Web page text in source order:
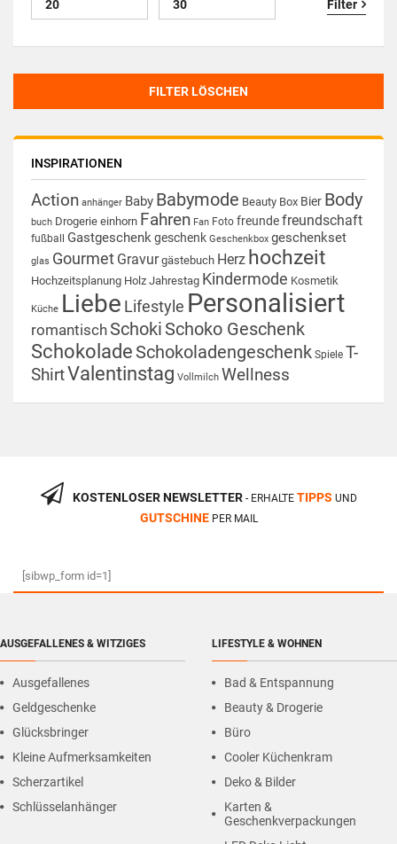
Filter
FILTER LÖSCHEN
INSPIRATIONEN
Action anhänger Baby Babymode Beauty Box Bier Body
buch Drogerie einhorn Fahren Fan Foto freundefreundschaft
fußball Gastgeschenkgeschenk Geschenkbox geschenkset
glas Gourmet Gravur gästebuch Herz hochzeit
Hochzeitsplanung Holz Jahrestag Kindermode Kosmetik
Küche Liebe Lifestyle Personalisiert
romantisch Schoki Schoko Geschenk
Schokolade Schokoladengeschenk Spiele T-
ShirtValentinstag Vollmilch Wellness
KOSTENLOSER NEWSLETTER- ERHALTE TIPPS UND
GUTSCHINEPER MAIL
[sibwp_form id=1]
AUSGEFALLENES & WITZIGES
Ausgefallenes
Geldgeschenke
Glücksbringer
Kleine Aufmerksamkeiten
Scherzartikel
Schlüsselanhänger
LIFESTYLE & WOHNEN
Bad & Entspannung
Beauty & Drogerie
Büro
Cooler Küchenkram
Deko & Bilder
Karten &
Geschenkverpackungen